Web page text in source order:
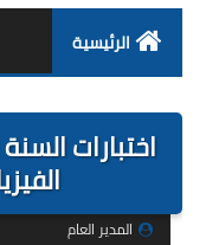
الرئيسية
اختبارات
المدير العام